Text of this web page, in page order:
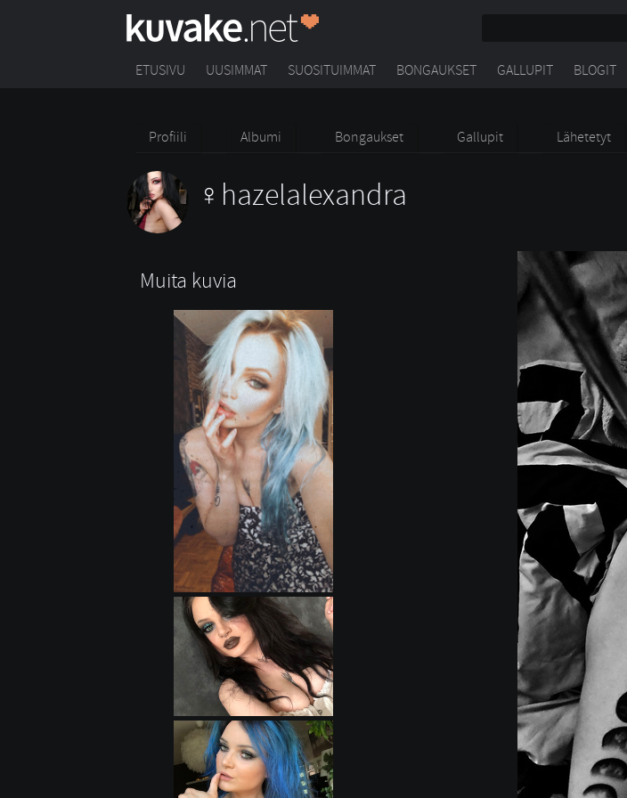
ETUSIVU UUSIMMAT SUOSITUIMMAT BONGAUKSET GALLUPIT BLOGIT
Profiili Albumi Bongaukset Gallupit Lähetetyt
hazelalexandra
Muita kuvia